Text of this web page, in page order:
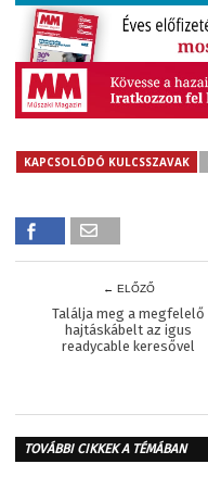
KAPCSOLÓDÓ KULCSSZAVAK
← ELŐZŐ
Találja meg a megfelelő
hajtáskábelt az igus
readycable keresővel
TOVÁBBI CIKKEK A TÉMÁBAN